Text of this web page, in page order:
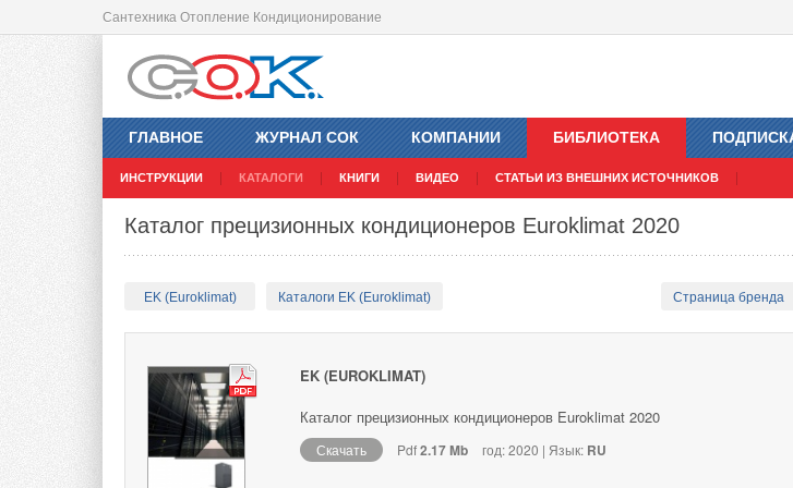
Сантехника Отопление Кондиционирование
ГЛАВНОЕ ЖУРНАЛ СОК КОМПАНИИ БИБЛИОТЕКА
ИНСТРУКЦИИ КАТАЛОГИ КНИГИ ВИДЕО СТАТЬИ ИЗ ВНЕШНИХ ИСТОЧНИКОВ
Каталог прецизионных кондиционеров Euroklimat 2020
EK (Euroklimat) Каталоги EK (Euroklimat) Страница бренда
EK (EUROKLIMAT)
Каталог прецизионных кондиционеров Euroklimat 2020
Скачать Pdf2.17 Mb год: 2020 | Язык: RU